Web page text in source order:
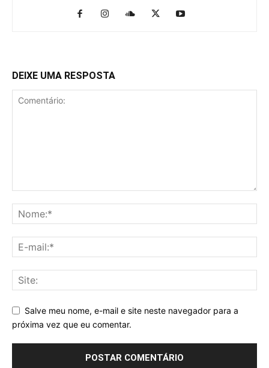
DEIXE UMA RESPOSTA
Salve meu nome, e-mail e site neste navegador para a
próxima vez que eu comentar.